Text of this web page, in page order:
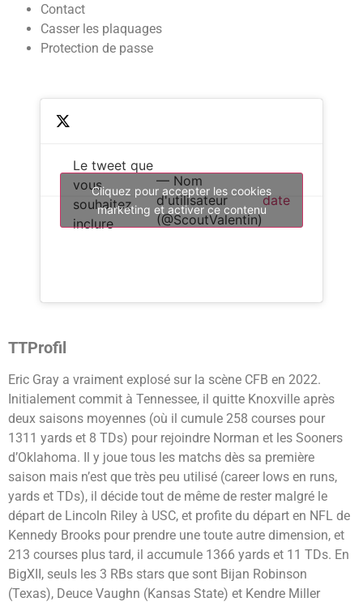
Contact
Casser les plaquages
Protection de passe
Le tweet que
vous
souhaitez
inclure
— Nom
d'utilisateur
(@ScoutValentin)
date
Cliquez pour accepter les cookies
marketing et activer ce contenu
TTProfil
Eric Gray a vraiment explosé sur la scène CFB en 2022.
Initialement commit à Tennessee, il quitte Knoxville après
deux saisons moyennes (où il cumule 258 courses pour
1311 yards et 8 TDs) pour rejoindre Norman et les Sooners
d’Oklahoma. Il y joue tous les matchs dès sa première
saison mais n’est que très peu utilisé (career lows en runs,
yards et TDs), il décide tout de même de rester malgré le
départ de Lincoln Riley à USC, et profite du départ en NFL de
Kennedy Brooks pour prendre une toute autre dimension, et
213 courses plus tard, il accumule 1366 yards et 11 TDs. En
BigXII, seuls les 3 RBs stars que sont Bijan Robinson
(Texas), Deuce Vaughn (Kansas State) et Kendre Miller